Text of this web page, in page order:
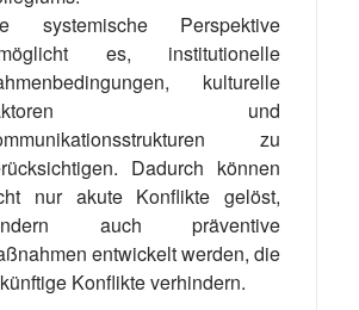
systemische Perspektive
es, institutionelle
kulturelle
und
zu
Dadurch können
nur akute Konflikte gelöst,
auch präventive
entwickelt werden, die
Konflikte verhindern.